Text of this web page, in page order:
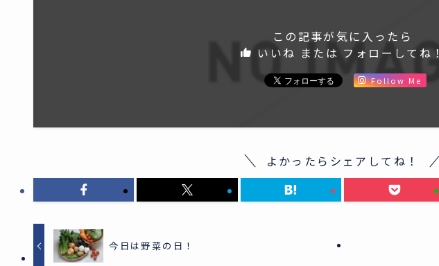
この記事が気に入ったら
いいね または フォローしてね！
Follow Me
よかったらシェアしてね！
今日は野菜の日！